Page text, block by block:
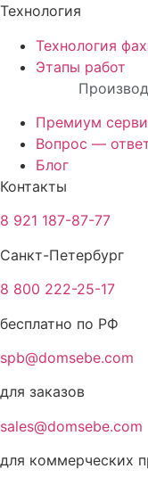
Технология
Технология
Этапы работ
Премиум
Вопрос —
Блог
Контакты
8 921 187-87-77
Санкт-Петербург
8 800 222-25-17
бесплатно по РФ
spb@domsebe.com
для заказов
sales@domsebe.com
для коммерческих